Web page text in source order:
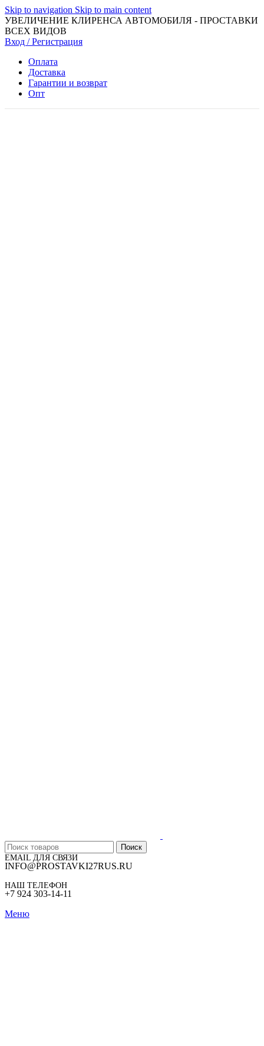
Skip to navigation Skip to main content
УВЕЛИЧЕНИЕ КЛИРЕНСА АВТОМОБИЛЯ - ПРОСТАВКИ
ВСЕХ ВИДОВ
Вход / Регистрация
Оплата
Доставка
Гарантии и возврат
Опт
Поиск
EMAIL ДЛЯ СВЯЗИ
INFO@PROSTAVKI27RUS.RU
НАШ ТЕЛЕФОН
+7 924 303-14-11
Меню